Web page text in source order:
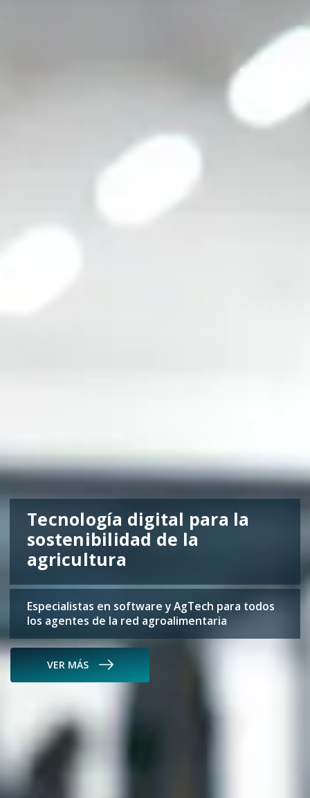
Tecnología digital para la
sostenibilidad de la
agricultura
Especialistas en software y AgTech para todos
los agentes de la red agroalimentaria
VER MÁS